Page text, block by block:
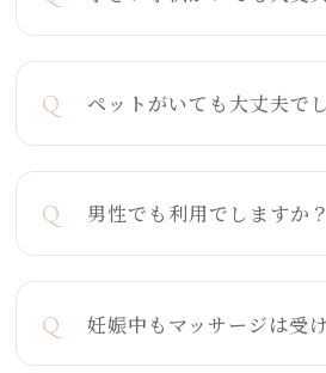
Q ペットがいても大丈夫で
Q 男性でも利用でしますか？
Q 妊娠中もマッサージは受